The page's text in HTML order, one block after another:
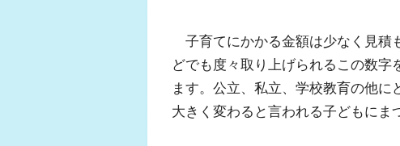
子育てにかかる金額は少なく見積
どでも度々取り上げられるこの数字
ます。公立、私立、学校教育の他
大きく変わると言われる子どもにま